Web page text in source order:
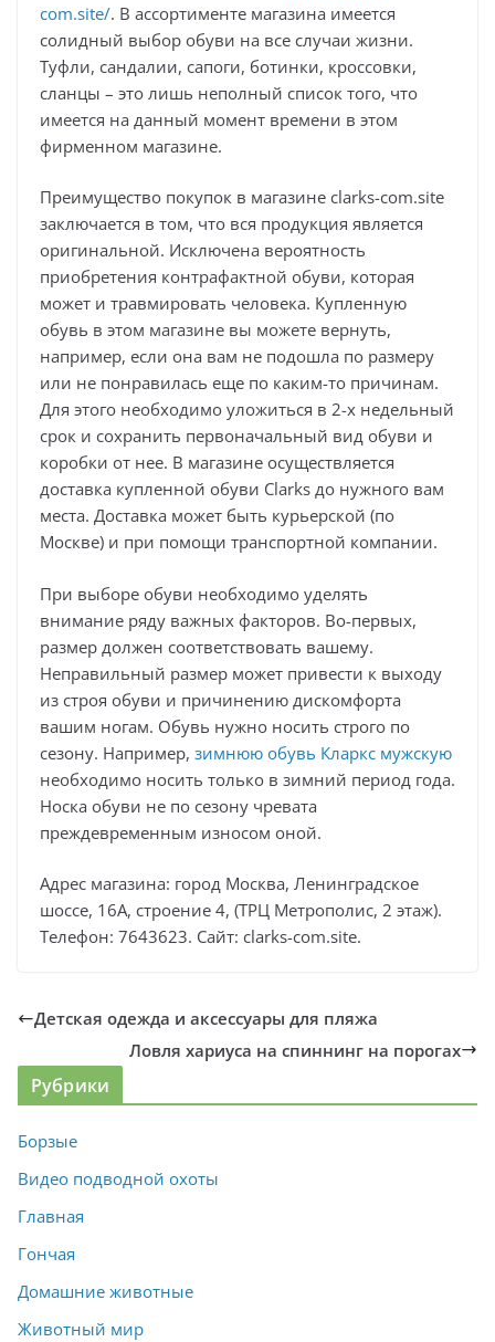
com.site/. В ассортименте магазина имеется
солидный выбор обуви на все случаи жизни.
Туфли, сандалии, сапоги, ботинки, кроссовки,
сланцы – это лишь неполный список того, что
имеется на данный момент времени в этом
фирменном магазине.
Преимущество покупок в магазине clarks-com.site
заключается в том, что вся продукция является
оригинальной. Исключена вероятность
приобретения контрафактной обуви, которая
может и травмировать человека. Купленную
обувь в этом магазине вы можете вернуть,
например, если она вам не подошла по размеру
или не понравилась еще по каким-то причинам.
Для этого необходимо уложиться в 2-х недельный
срок и сохранить первоначальный вид обуви и
коробки от нее. В магазине осуществляется
доставка купленной обуви Clarks до нужного вам
места. Доставка может быть курьерской (по
Москве) и при помощи транспортной компании.
При выборе обуви необходимо уделять
внимание ряду важных факторов. Во-первых,
размер должен соответствовать вашему.
Неправильный размер может привести к выходу
из строя обуви и причинению дискомфорта
вашим ногам. Обувь нужно носить строго по
сезону. Например, зимнюю обувь Кларкс мужскую
необходимо носить только в зимний период года.
Носка обуви не по сезону чревата
преждевременным износом оной.
Адрес магазина: город Москва, Ленинградское
шоссе, 16А, строение 4, (ТРЦ Метрополис, 2 этаж).
Телефон: 7643623. Сайт: clarks-com.site.
Детская одежда и аксессуары для пляжа
Ловля хариуса на спиннинг на порогах
Рубрики
Борзые
Видео подводной охоты
Главная
Гончая
Домашние животные
Животный мир